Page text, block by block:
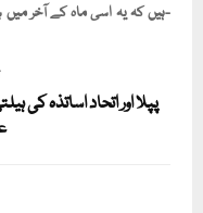
ہیں کہ یہ اسی ماہ کے آخر میں ہوگی-
پپلا اور اتحاد اساتذہ